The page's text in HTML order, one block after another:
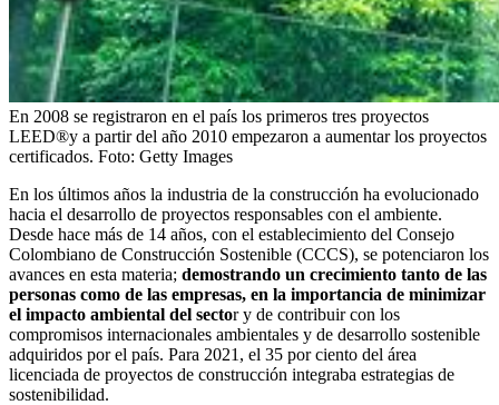
En 2008 se registraron en el país los primeros tres proyectos
LEED®y a partir del año 2010 empezaron a aumentar los proyectos
certificados. Foto: Getty Images
En los últimos años la industria de la construcción ha evolucionado
hacia el desarrollo de proyectos responsables con el ambiente.
Desde hace más de 14 años, con el establecimiento del Consejo
Colombiano de Construcción Sostenible (CCCS), se potenciaron los
avances en esta materia; demostrando un crecimiento tanto de las
personas como de las empresas, en la importancia de minimizar
el impacto ambiental del sector y de contribuir con los
compromisos internacionales ambientales y de desarrollo sostenible
adquiridos por el país. Para 2021, el 35 por ciento del área
licenciada de proyectos de construcción integraba estrategias de
sostenibilidad.